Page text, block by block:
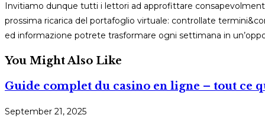
Invitiamo dunque tutti i lettori ad approfittare
prossima ricarica del portafoglio virtuale: controllate
ed informazione potrete trasformare ogni settimana in
You Might Also Like
Guide complet du casino en ligne – tout ce
September 21, 2025